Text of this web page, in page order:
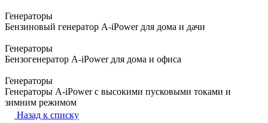
Генераторы
Бензиновый генератор A-iPower для дома и дачи
Генераторы
Бензогенератор A-iPower для дома и офиса
Генераторы
Генераторы A-iPower с высокими пусковыми токами и
зимним режимом
Назад к списку